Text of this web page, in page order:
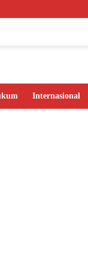
Internasional